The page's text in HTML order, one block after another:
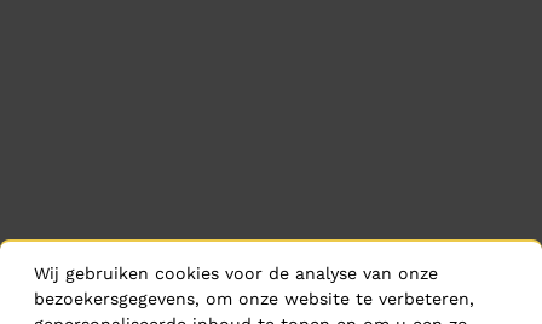
Wij gebruiken cookies voor de analyse van onze
bezoekersgegevens, om onze website te verbeteren,